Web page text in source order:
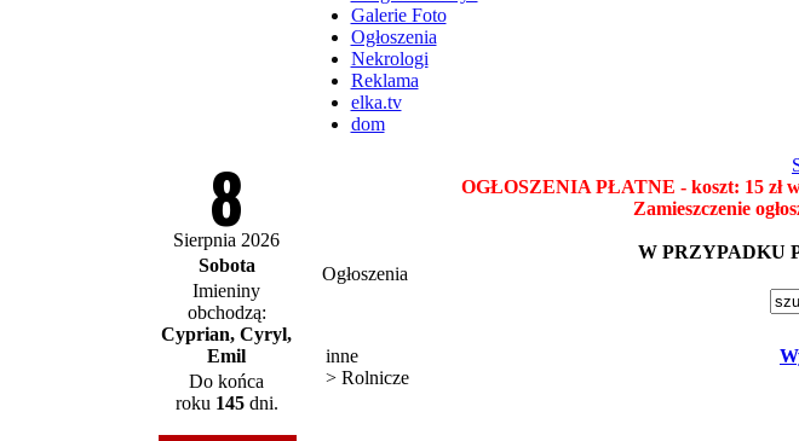
Galerie Foto
Ogłoszenia
Nekrologi
Reklama
elka.tv
dom
8
Sierpnia 2026
Sobota
Imieniny
obchodzą:
Cyprian, Cyryl,
Emil
Do końca
roku 145dni.
OGŁOSZENIA PŁATNE - koszt: 15 zł
Zamieszczenie
W PRZYPADKU
Ogłoszenia
inne
> Rolnicze